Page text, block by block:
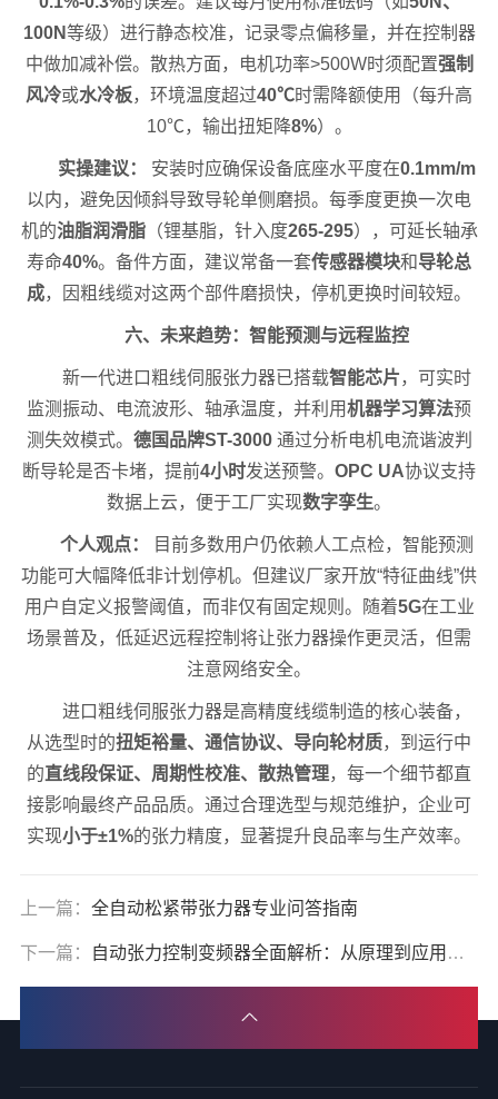
100N等级）进行静态校准，记录零点偏移量，并在控制器
中做加减补偿。散热方面，电机功率>500W时须配置强制
风冷或水冷板 ，环境温度超过40℃时需降额使用（每升高
10℃，输出扭矩降8%）。
实操建议： 安装时应确保设备底座水平度在0.1mm/m
以内，避免因倾斜导致导轮单侧磨损。每季度更换一次电
机的油脂润滑脂（锂基脂，针入度265-295），可延长轴承
寿命40%。备件方面，建议常备一套传感器模块和导轮总
成，因粗线缆对这两个部件磨损快，停机更换时间较短。
六、未来趋势：智能预测与远程监控
新一代进口粗线伺服张力器已搭载智能芯片 ，可实时
监测振动、电流波形、轴承温度，并利用机器学习算法预
测失效模式。 德国品牌ST-3000通过分析电机电流谐波判
断导轮是否卡堵，提前4小时发送预警。 OPC UA协议支持
数据上云，便于工厂实现数字孪生。
个人观点：
目前多数用户仍依赖人工点检，智能预测
功能可大幅降低非计划停机。但建议厂家开放“特征曲线”供
用户自定义报警阈值，而非仅有固定规则。随着5G在工业
场景普及，低延迟远程控制将让张力器操作更灵活，但需
注意网络安全。
进口粗线伺服张力器是高精度线缆制造的核心装备，
从选型时的扭矩裕量、通信协议、导向轮材质，到运行中
的直线段保证、周期性校准、散热管理，每一个细节都直
接影响最终产品品质。通过合理选型与规范维护，企业可
实现小于±1%的张力精度，显著提升良品率与生产效率。
上一篇： 全自动松紧带张力器专业问答指南
下一篇： 自动张力控制变频器全面解析：从原理到应用，提升生产线张力控制精度